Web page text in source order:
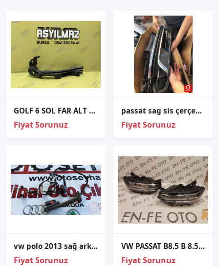
GOLF 6 SOL FAR ALT BRAKETİ ORJİNAL 5K0807571
Fiyat Sorunuz
passat sag sis çerçevesi
Fiyat Sorunuz
vw polo 2013 sağ arka kapı tesisatı
Fiyat Sorunuz
VW PASSAT B8.5 B 8.5 BUSINESS SOL FAR LED SIFIR 3G1941035P
Fiyat Sorunuz